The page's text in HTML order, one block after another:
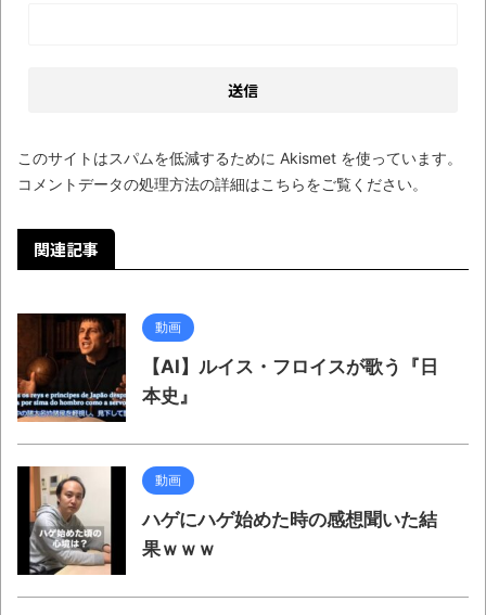
ブログお引越しのお知らせ
【極画像】名古屋の地下鉄
全方位青い芝包囲網すぎて色々見失う、新
しい仕事観
見ていると！悲しくなってしまう猫の画像
の数々！！
Powered by livedoor 相互RSS
このサイトはスパムを低減するために Akismet を使っています。
コメントデータの処理方法の詳細はこちらをご覧ください。
関連記事
動画
【AI】ルイス・フロイスが歌う『日
本史』
動画
ハゲにハゲ始めた時の感想聞いた結
果ｗｗｗ